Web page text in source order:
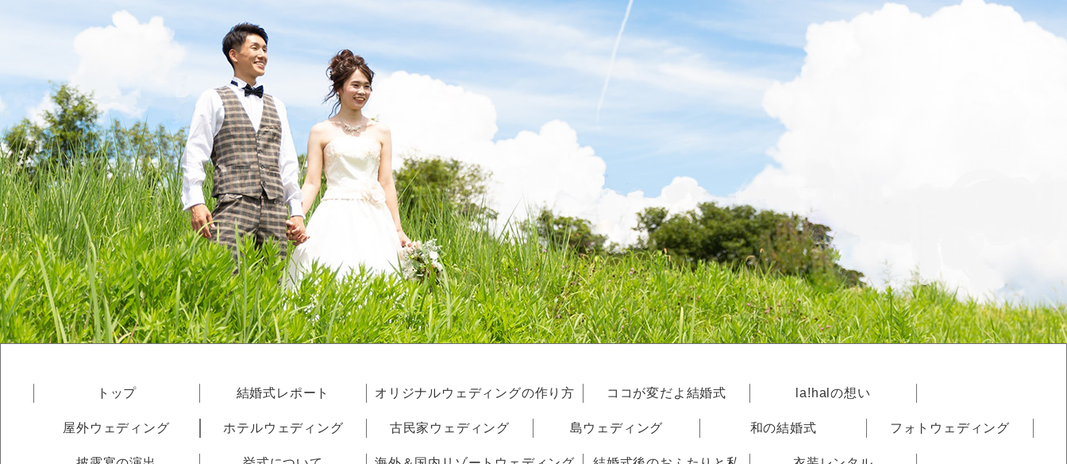
トップ 結婚式レポート オリジナルウェディングの作り方 ココが変だよ結婚式 la!halの想い
屋外ウェディング ホテルウェディング 古民家ウェディング 島ウェディング 和の結婚式 フォトウェディング